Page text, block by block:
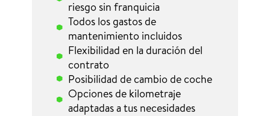
riesgo sin franquicia
Todos los gastos de
mantenimiento incluidos
Flexibilidad en la duración del
contrato
Posibilidad de cambio de coche
Opciones de kilometraje
adaptadas a tus necesidades